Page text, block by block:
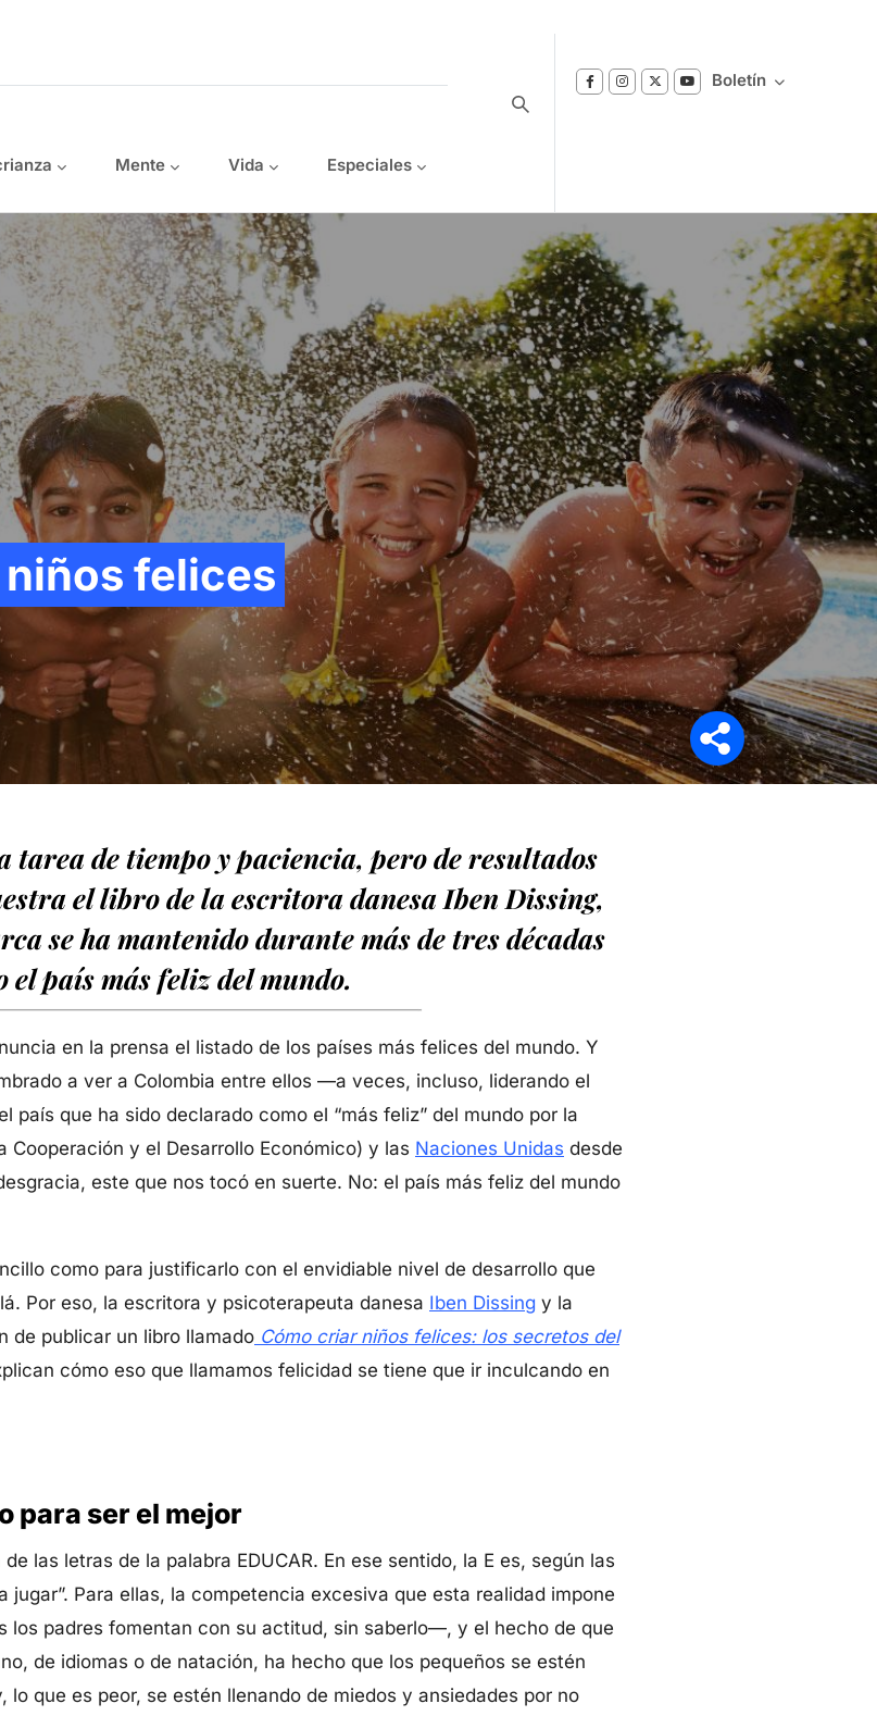
Mente Vida Especiales
Boletín
Suscríbase a nuestro boletín
Reciba notificaciones sobre los temas de
Bienestar que le interesan.
Síganos en
felices
tarea de tiempo y paciencia, pero de resultados
el libro de la escritora danesa Iben Dissing,
se ha mantenido durante más de tres décadas
el país más feliz del mundo.
en la prensa el listado de los países más felices del mundo. Y
a ver a Colombia entre ellos —a veces, incluso, liderando el
país que ha sido declarado como el “más feliz” del mundo por la
Cooperación y el Desarrollo Económico) y las Naciones Unidas desde
este que nos tocó en suerte. No: el país más feliz del mundo
como para justificarlo con el envidiable nivel de desarrollo que
Por eso, la escritora y psicoterapeuta danesa Iben Dissing y la
de publicar un libro llamado Cómo criar niños felices: los secretos del
cómo eso que llamamos felicidad se tiene que ir inculcando en
para ser el mejor
las letras de la palabra EDUCAR. En ese sentido, la E es, según las
jugar”. Para ellas, la competencia excesiva que esta realidad impone
padres fomentan con su actitud, sin saberlo—, y el hecho de que
de idiomas o de natación, ha hecho que los pequeños se estén
lo que es peor, se estén llenando de miedos y ansiedades por no